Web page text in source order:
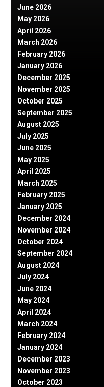
June 2026
May 2026
April 2026
March 2026
February 2026
January 2026
December 2025
November 2025
October 2025
September 2025
August 2025
July 2025
June 2025
May 2025
April 2025
March 2025
February 2025
January 2025
December 2024
November 2024
October 2024
September 2024
August 2024
July 2024
June 2024
May 2024
April 2024
March 2024
February 2024
January 2024
December 2023
November 2023
October 2023